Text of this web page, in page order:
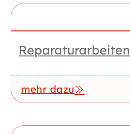
Reparatur­arbeiten
mehr dazu